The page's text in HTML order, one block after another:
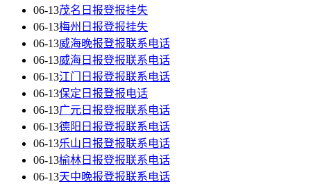
06-13茂名日报登报挂失
06-13梅州日报登报挂失
06-13威海晚报登报联系电话
06-13威海日报登报联系电话
06-13江门日报登报联系电话
06-13保定日报登报电话
06-13广元日报登报联系电话
06-13德阳日报登报联系电话
06-13乐山日报登报联系电话
06-13榆林日报登报联系电话
06-13天中晚报登报联系电话